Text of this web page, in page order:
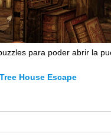
para poder abrir la
House Escape